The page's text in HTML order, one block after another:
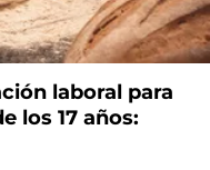
laboral para
los 17 años: